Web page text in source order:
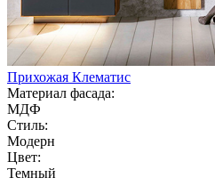
Прихожая Клематис
Материал фасада:
МДФ
Стиль:
Модерн
Цвет:
Темный